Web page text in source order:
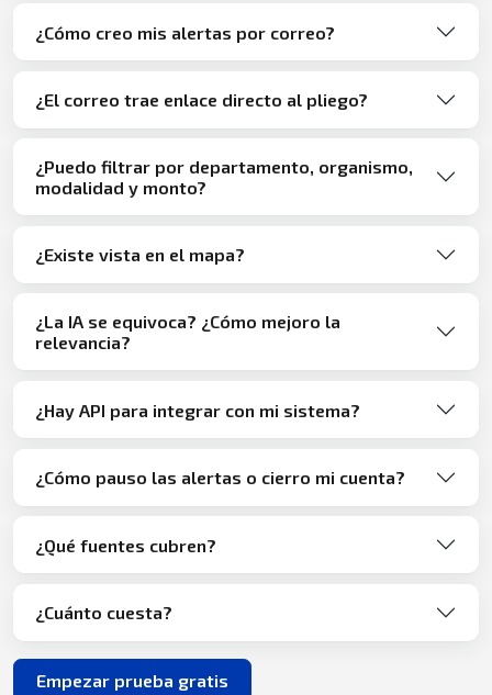
¿Cómo creo mis alertas por correo?
¿El correo trae enlace directo al pliego?
¿Puedo filtrar por departamento, organismo,
modalidad y monto?
¿Existe vista en el mapa?
¿La IA se equivoca? ¿Cómo mejoro la
relevancia?
¿Hay API para integrar con mi sistema?
¿Cómo pauso las alertas o cierro mi cuenta?
¿Qué fuentes cubren?
¿Cuánto cuesta?
Empezar prueba gratis